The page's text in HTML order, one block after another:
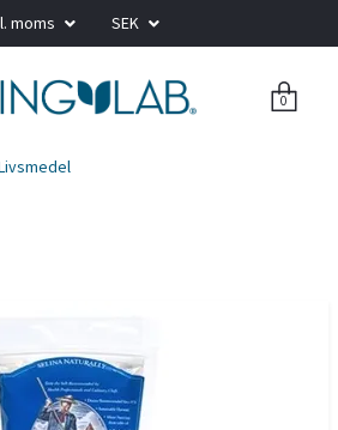
moms SEK
0